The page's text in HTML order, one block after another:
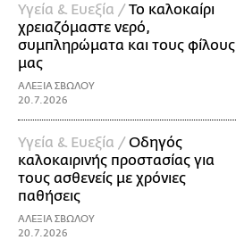
Υγεία & Ευεξία /Το καλοκαίρι
χρειαζόμαστε νερό,
συμπληρώματα και τους φίλους
μας
ΑΛΕΞΙΑ ΣΒΩΛΟΥ
20.7.2026
Υγεία & Ευεξία /Οδηγός
καλοκαιρινής προστασίας για
τους ασθενείς με χρόνιες
παθήσεις
ΑΛΕΞΙΑ ΣΒΩΛΟΥ
20.7.2026